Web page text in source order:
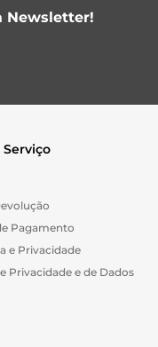
Newsletter!
Serviço
Pagamento
e Privacidade
Privacidade e de Dados